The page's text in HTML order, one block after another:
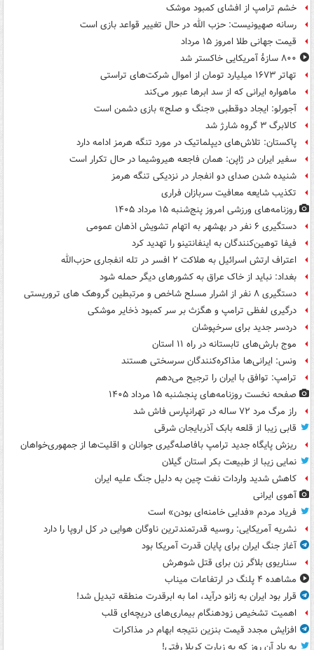
خشم ترامپ از افشای کمبود موشک
رسانه صهیونیست: حزب الله در حال تغییر قواعد بازی است
قیمت جهانی طلا امروز ۱۵ مرداد
۸۰۰ سازۀ آمریکایی خاکستر شد
تهاتر ۱۶۷۳ میلیارد تومان از اموال شرکت‌های تراستی
ماهواره ایرانی که از سد ابرها عبور می‌کند
آجورلو: ایجاد دوقطبی «جنگ و صلح‌» بازی دشمن است
کالابرگ ۳ گروه شارژ شد
پاکستان: تلاش‌های دیپلماتیک در مورد تنگه هرمز ادامه دارد
سفیر ایران در ژاپن: همان فاجعه هیروشیما در حال تکرار است
شنیده شدن صدای دو انفجار در نزدیکی تنگه هرمز
تکذیب شایعه معافیت سربازان فراری
روزنامه‌های ورزشی امروز پنج‌شنبه ۱۵ مرداد ۱۴۰۵
دستگیری ۶ نفر در بهشهر به اتهام تشویش اذهان عمومی
فیفا توهین‌کنندگان به اینفانتینو را تهدید کرد
اعتراف ارتش اسرائیل به هلاکت ۲ افسر در تله انفجاری حزب‌الله
بغداد: نباید از خاک عراق به کشورهای دیگر حمله شود
دستگیری ۸ نفر از اشرار مسلح شاخص و مرتبطین گروهک های تروریستی
درگیری لفظی ترامپ و هگزث بر سر کمبود ذخایر موشکی
دردسر جدید برای سرخپوشان
موج بارش‌های تابستانه در راه ۱۱ استان
ونس: ایرانی‌ها مذاکره‌کنندگان سرسختی هستند
ترامپ: توافق با ایران را ترجیح می‌دهم
صفحه نخست روزنامه‌های پنجشنبه ۱۵ مرداد ۱۴۰۵
راز مرگ مرد ۷۲ ساله در تهرانپارس فاش شد
قابی زیبا از قلعه بابک آذربایجان شرقی
ریزش پایگاه جدید ترامپ بافاصله‌گیری جوانان و اقلیت‌ها از جمهوری‌خواهان
نمایی زیبا از طبیعت بکر استان گیلان
کاهش شدید واردات نفت چین به دلیل جنگ علیه ایران
آهوی ایرانی
فریاد مردم «فدایی خامنه‌ای بودن» است
نشریه آمریکایی: روسیه قدرتمندترین ناوگان هوایی در کل اروپا را دارد
آغاز جنگ ایران برای پایان قدرت آمریکا بود
سناریوی بلاگر زن برای قتل شوهرش
مشاهده ۴ پلنگ در ارتفاعات میناب
قرار بود ایران به زانو درآید، اما به ابرقدرت منطقه تبدیل شد!
اهمیت تشخیص زودهنگام بیماری‌های دریچه‌ای قلب
افزایش مجدد قیمت بنزین نتیجه ابهام در مذاکرات
به یاد آن روز که به زیارت کربلا رفتی!